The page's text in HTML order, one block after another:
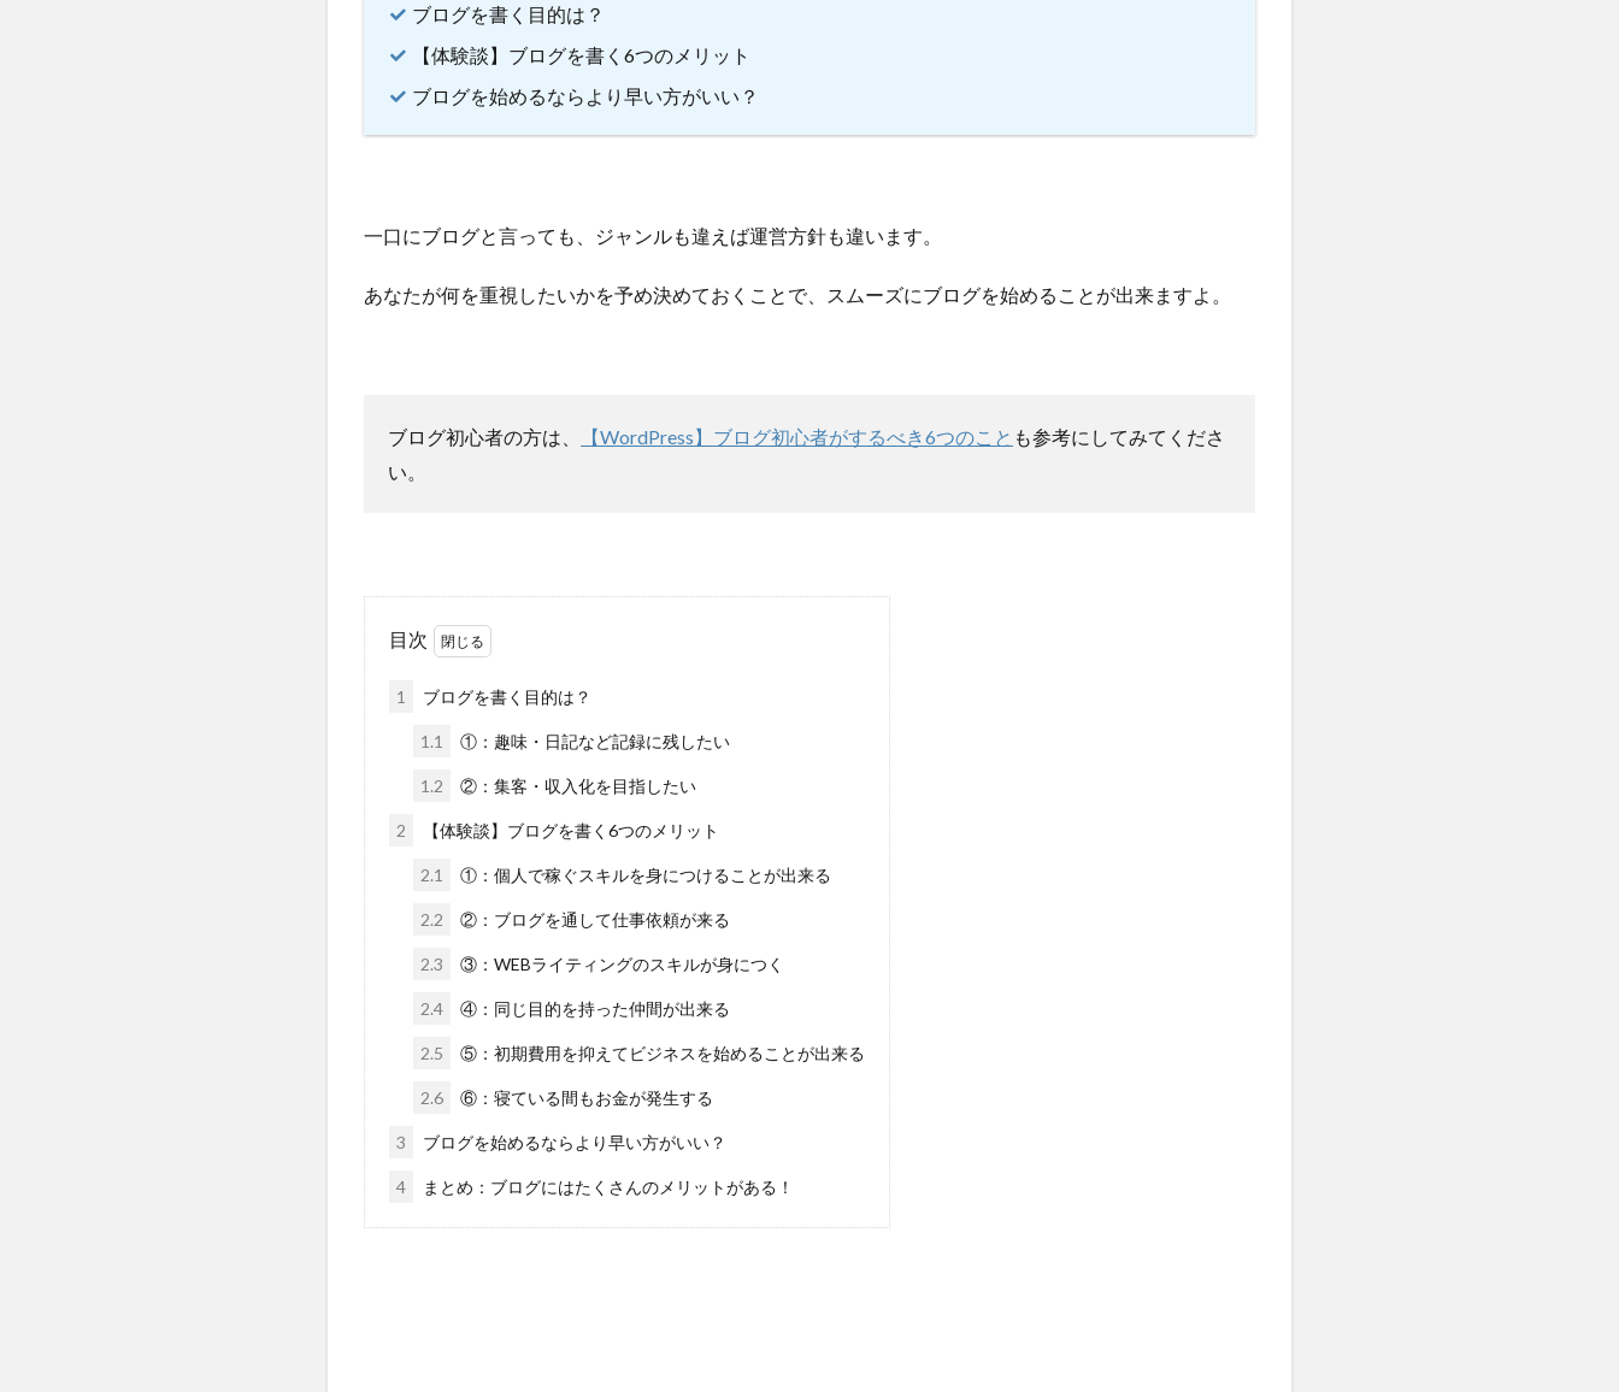
ブログを書く目的は？
【体験談】ブログを書く6つのメリット
ブログを始めるならより早い方がいい？
一口にブログと言っても、ジャンルも違えば運営方針も違います。
あなたが何を重視したいかを予め決めておくことで、スムーズにブログを始めることが出来ますよ。
ブログ初心者の方は、 【WordPress】ブログ初心者がするべき6つのこと も参考にしてみてくださ
い。
目次
1 ブログを書く目的は？
1.1 ①：趣味・日記など記録に残したい
1.2 ②：集客・収入化を目指したい
2 【体験談】ブログを書く6つのメリット
2.1 ①：個人で稼ぐスキルを身につけることが出来る
2.2 ②：ブログを通して仕事依頼が来る
2.3 ③：WEBライティングのスキルが身につく
2.4 ④：同じ目的を持った仲間が出来る
2.5 ⑤：初期費用を抑えてビジネスを始めることが出来る
2.6 ⑥：寝ている間もお金が発生する
3 ブログを始めるならより早い方がいい？
4 まとめ：ブログにはたくさんのメリットがある！